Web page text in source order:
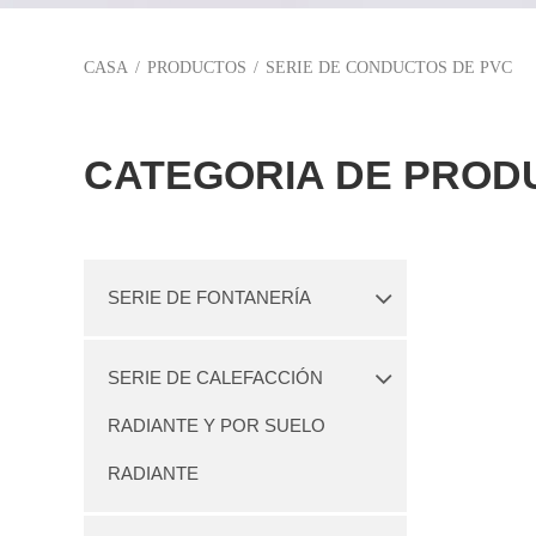
CASA / PRODUCTOS / SERIE DE CONDUCTOS DE PVC
CATEGORIA DE
SERIE DE FONTANERÍA
SERIE DE CALEFACCIÓN
RADIANTE Y POR SUELO
RADIANTE